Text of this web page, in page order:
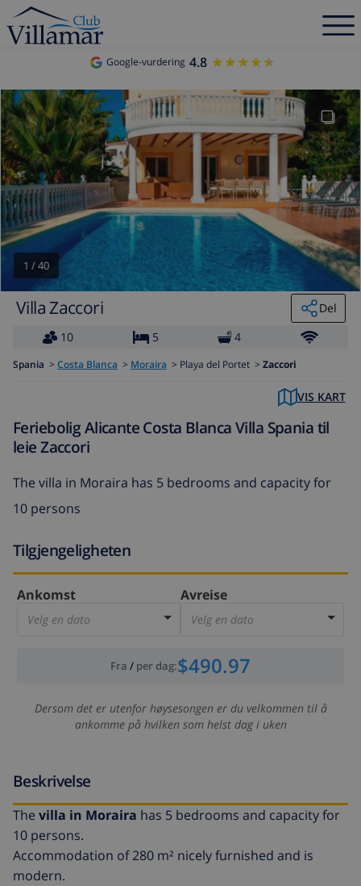
Google-vurdering 4.8 ★★★★★
★★★★★
1 /40
Villa Zaccori
Del
10
5 4
Spania > Costa Blanca > Moraira > Playa del Portet > Zaccori
VIS KART
Feriebolig Alicante Costa Blanca Villa Spania til
leie Zaccori
The villa in Moraira has 5 bedrooms and capacity for
10 persons
Tilgjengeligheten
Ankomst
Velg en dato
Avreise
Velg en dato
Fra / per dag:$490.97
Dersom det er utenfor høysesongen er du velkommen til å
ankomme på hvilken som helst dag i uken
Beskrivelse
The villa in Moraira has 5 bedrooms and capacity for
10 persons.
Accommodation of 280 m² nicely furnished and is
modern.